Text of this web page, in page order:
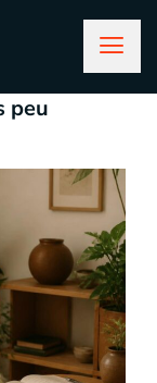
peu